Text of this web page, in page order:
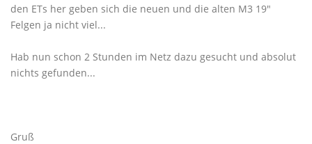
den ETs her geben sich die neuen und die alten M3 19"
Felgen ja nicht viel...
Hab nun schon 2 Stunden im Netz dazu gesucht und absolut
nichts gefunden...
Gruß